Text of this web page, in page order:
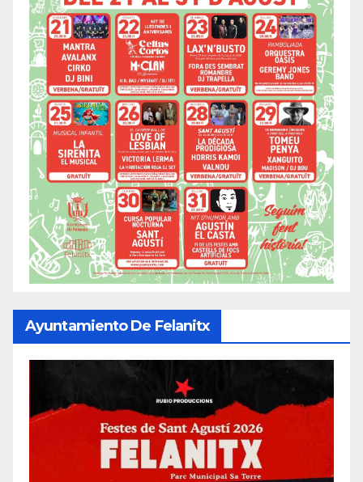
Ayuntamiento De Felanitx